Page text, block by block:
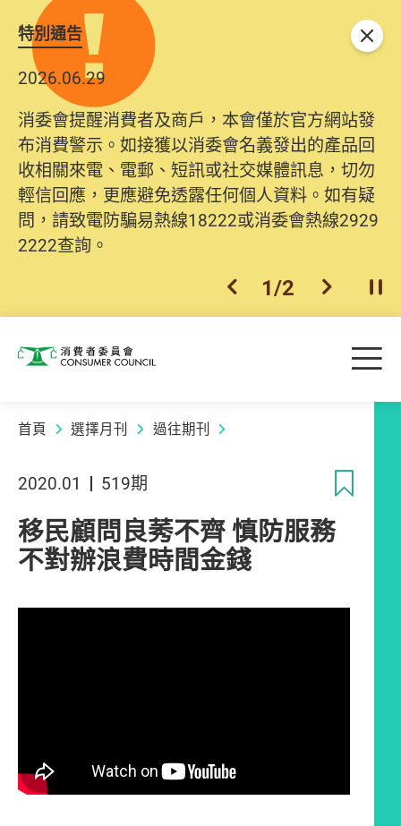
特別通告
2026.06.29
消委會提醒消費者及商戶，本會僅於官方網站發
布消費警示。如接獲以消委會名義發出的產品回
收相關來電、電郵、短訊或社交媒體訊息，切勿
輕信回應，更應避免透露任何個人資料。如有疑
問，請致電防騙易熱線18222或消委會熱線2929
2222查詢。
上一個
1/2 下一個開
關閉
消費者委員會 目
首頁 選擇月刊 過往期刊
2020.01 519期
移民顧問良莠不齊 慎防服務
不對辦浪費時間金錢